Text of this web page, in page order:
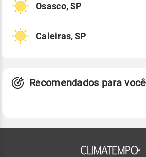
Osasco, SP
Caieiras, SP
Recomendados para você